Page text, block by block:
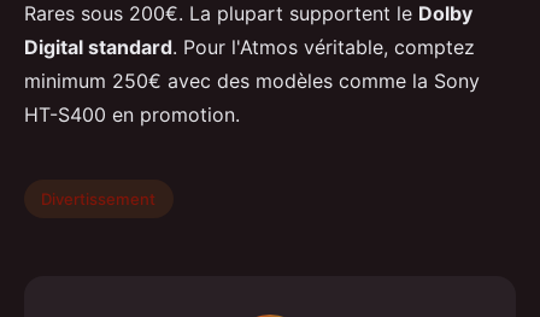
Rares sous 200€. La plupart supportent le Dolby
Digital standard. Pour l'Atmos véritable, comptez
minimum 250€ avec des modèles comme la Sony
HT-S400 en promotion.
Divertissement